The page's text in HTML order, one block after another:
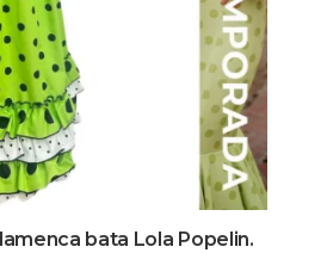
bata Lola Popelin.